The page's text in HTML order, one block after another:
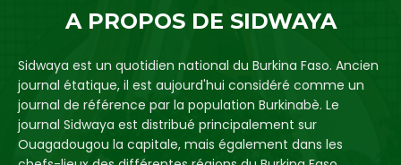
A PROPOS DE SIDWAYA
Sidwaya est un quotidien national du Burkina Faso. Ancien
journal étatique, il est aujourd'hui considéré comme un
journal de référence par la population Burkinabè. Le
journal Sidwaya est distribué principalement sur
Ouagadougou la capitale, mais également dans les